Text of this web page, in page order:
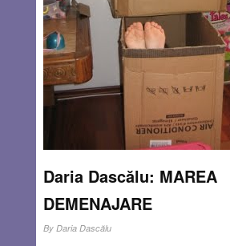
Daria Dascălu: MAREA
DEMENAJARE
By Daria Dascălu